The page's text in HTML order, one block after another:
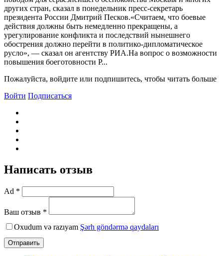
других стран, сказал в понедельник пресс-секретарь
президента России Дмитрий Песков.«Считаем, что боевые
действия должны быть немедленно прекращены, а
урегулирование конфликта и последствий нынешнего
обострения должно перейти в политико-дипломатическое
русло», — сказал он агентству РИА.На вопрос о возможности
повышения боеготовности Р...
Пожалуйста, войдите или подпишитесь, чтобы читать больше
Войти Подписаться
Написать отзыв
Ad *
Ваш отзыв *
Oxudum və razıyam Şərh göndərmə qaydaları
Отправить